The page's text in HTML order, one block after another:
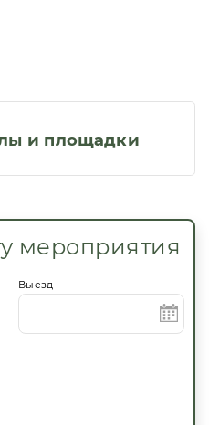
и площадки
мероприятия
Выезд